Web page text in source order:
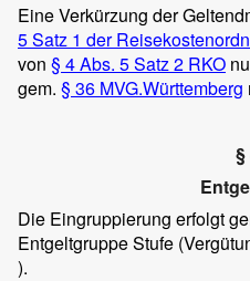
Eine Verkürzung der
5 Satz 1 der
von § 4 Abs. 5 Satz 2 RKO
gem. § 36 MVG.Württemberg
§
Die Eingruppierung erfolgt
EntgeltgruppeStufe
).